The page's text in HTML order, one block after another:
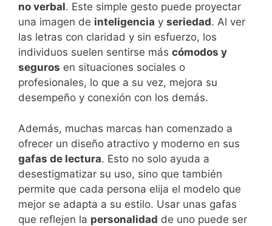
no verbal. Este simple gesto puede proyectar
una imagen de inteligencia y seriedad. Al ver
las letras con claridad y sin esfuerzo, los
individuos suelen sentirse más cómodos y
seguros en situaciones sociales o
profesionales, lo que a su vez, mejora su
desempeño y conexión con los demás.
Además, muchas marcas han comenzado a
ofrecer un diseño atractivo y moderno en sus
gafas de lectura. Esto no solo ayuda a
desestigmatizar su uso, sino que también
permite que cada persona elija el modelo que
mejor se adapta a su estilo. Usar unas gafas
que reflejen la personalidad de uno puede ser